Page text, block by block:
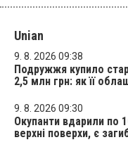
Unian
9. 8. 2026 09:38
Подружжя купило
2,5 млн грн: як її
9. 8. 2026 09:30
Окупанти вдарили по
верхні поверхи, є